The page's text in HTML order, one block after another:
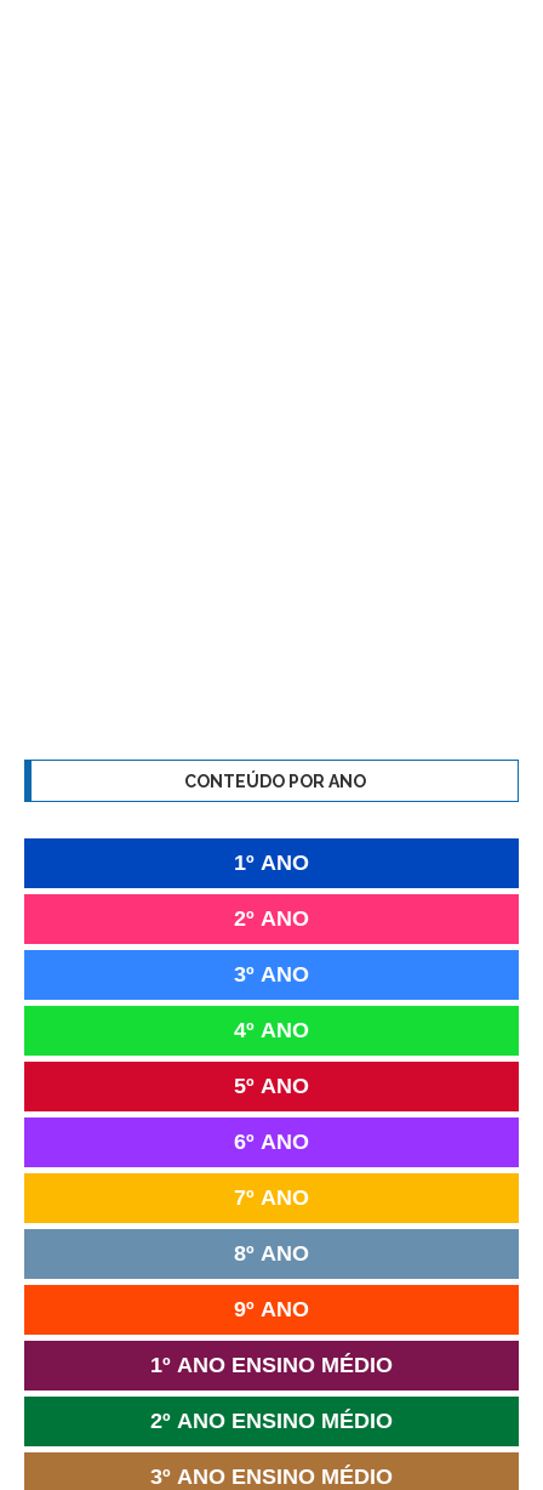
CONTEÚDO POR ANO
1º ANO
2º ANO
3º ANO
4º ANO
5º ANO
6º ANO
7º ANO
8º ANO
9º ANO
1º ANO ENSINO MÉDIO
2º ANO ENSINO MÉDIO
3º ANO ENSINO MÉDIO